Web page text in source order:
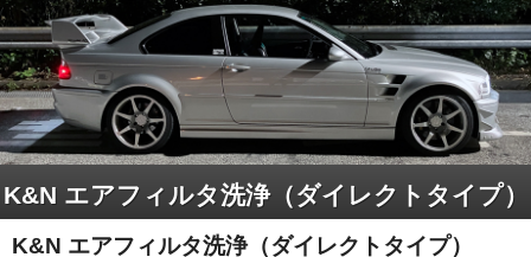
K&N エアフィルタ洗浄（ダイレクトタイプ）
K&N エアフィルタ洗浄（ダイレクトタイプ）